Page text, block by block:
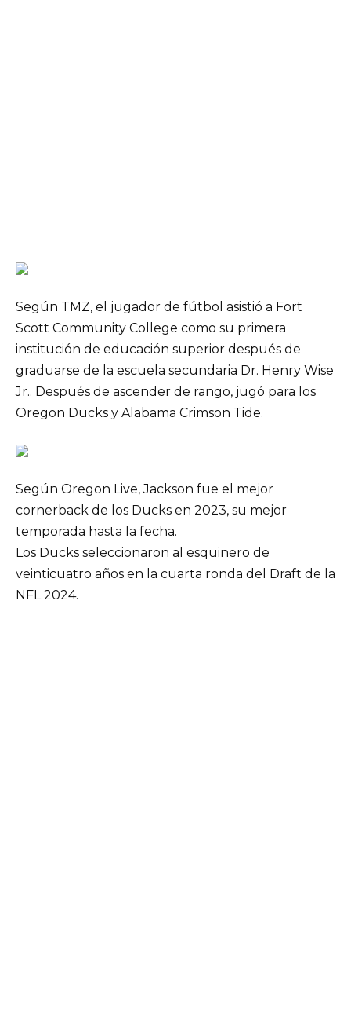
Según TMZ, el jugador de fútbol asistió a Fort
Scott Community College como su primera
institución de educación superior después de
graduarse de la escuela secundaria Dr. Henry Wise
Jr.. Después de ascender de rango, jugó para los
Oregon Ducks y Alabama Crimson Tide.
Según Oregon Live, Jackson fue el mejor
cornerback de los Ducks en 2023, su mejor
temporada hasta la fecha.
Los Ducks seleccionaron al esquinero de
veinticuatro años en la cuarta ronda del Draft de la
NFL 2024.